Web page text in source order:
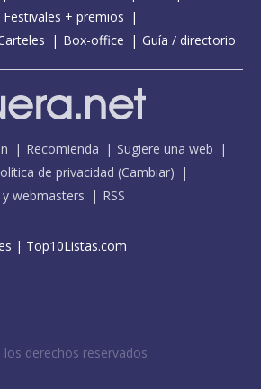
Festivales + premios
Box-office Guía / directorio
Recomienda
Sugiere una web
de privacidad (Cambiar)
y webmasters RSS
| Top10Listas.com
derechos reservados